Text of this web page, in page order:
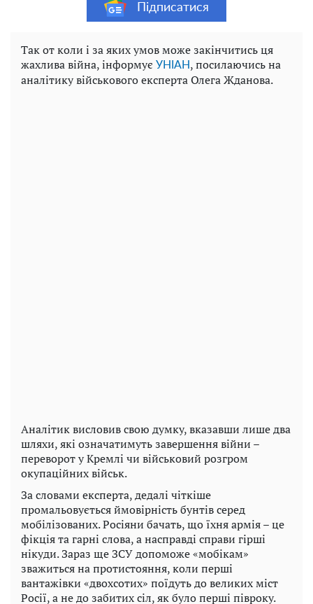
Підписатися
Так от коли і за яких умов може закінчитись ця
жахлива війна, інформує УНІАН, посилаючись на
аналітику військового експерта Олега Жданова.
Аналітик висловив свою думку, вказавши лише два
шляхи, які означатимуть завершення війни –
переворот у Кремлі чи військовий розгром
окупаційних військ.
За словами експерта, дедалі чіткіше
промальовується ймовірність бунтів серед
мобілізованих. Росіяни бачать, що їхня армія – це
фікція та гарні слова, а насправді справи гірші
нікуди. Зараз ще ЗСУ допоможе «мобікам»
зважиться на протистояння, коли перші
вантажівки «двохсотих» поїдуть до великих міст
Росії, а не до забитих сіл, як було перші півроку.